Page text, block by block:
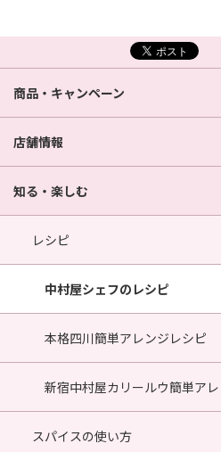
商品・キャンペーン
店舗情報
知る・楽しむ
レシピ
中村屋シェフのレシピ
本格四川簡単アレンジレシピ
新宿中村屋カリールウ簡単ア
スパイスの使い方